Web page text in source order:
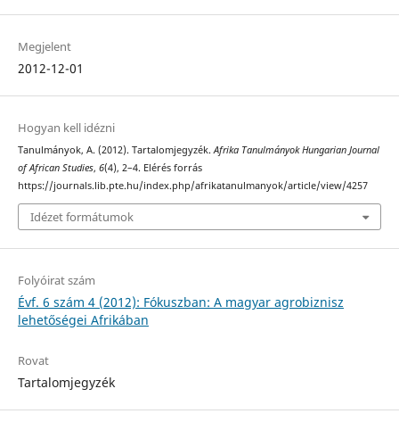
Megjelent
2012-12-01
Hogyan kell idézni
Tanulmányok, A. (2012). Tartalomjegyzék. Afrika Tanulmányok Hungarian Journal
of African Studies, 6(4), 2–4. Elérés forrás
https://journals.lib.pte.hu/index.php/afrikatanulmanyok/article/view/4257
Idézet formátumok
Folyóirat szám
Évf. 6 szám 4 (2012): Fókuszban: A magyar agrobiznisz
lehetőségei Afrikában
Rovat
Tartalomjegyzék